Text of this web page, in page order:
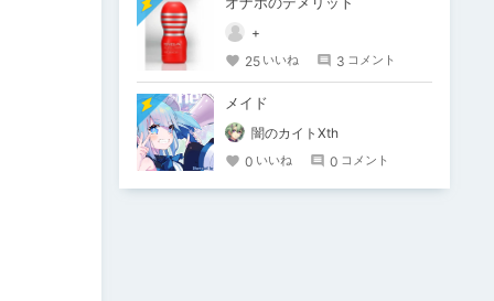
+
25 いいね 3 コメント
メイド
闇のカイトXth
0 いいね 0 コメント